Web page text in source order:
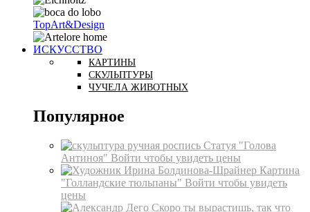
TopArt&Design
ИСКУССТВО
КАРТИНЫ
СКУЛЬПТУРЫ
ЧУЧЕЛА ЖИВОТНЫХ
Популярное
Статуя "Голова
Антиноя" Войти чтобы увидеть цены
Картина
"Голландские тюльпаны" Войти чтобы увидеть
цены